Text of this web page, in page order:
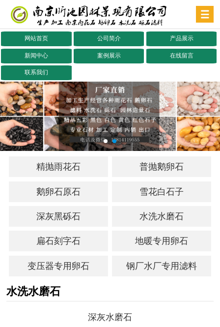
网站首页 公司简介 产品展示
新闻中心 案例展示 在线留言
联系我们
精抛雨花石 普抛鹅卵石
鹅卵石原石 雪花白石子
深灰黑砾石 水洗水磨石
扁石刻字石 地暖专用卵石
变压器专用卵石 钢厂水厂专用滤料
水洗水磨石
深灰水磨石